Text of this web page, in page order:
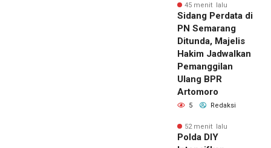
45 menit lalu
Sidang Perdata di
PN Semarang
Ditunda, Majelis
Hakim Jadwalkan
Pemanggilan
Ulang BPR
Artomoro
5 Redaksi
52 menit lalu
Polda DIY